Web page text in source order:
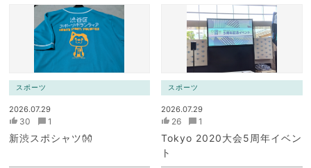
スポーツ
2026.07.29
30 1
新渋スポシャツ👐
スポーツ
2026.07.29
26 1
Tokyo 2020大会5周年イベン
ト